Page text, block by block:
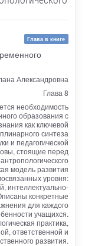
Глава в книге
Александровна
Глава 8
необходимость
образования с
как ключевой
синтеза
и педагогической
стоящие перед
модель развития
уровня:
интеллектуально-
конкретные
для каждого
учащихся.
практика,
ответственной и
развития.